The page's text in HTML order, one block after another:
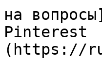
на
Pinterest
(https://